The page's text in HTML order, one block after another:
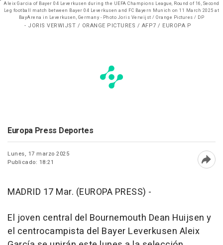
Aleix Garcia of Bayer 04 Leverkusen during the UEFA Champions League, Round of 16, Second
Leg football match between Bayer 04 Leverkusen and FC Bayern Munich on 11 March 2025 at
BayArena in Leverkusen, Germany - Photo Joris Verwijst / Orange Pictures / DP
- JORIS VERWIJST / ORANGE PICTURES / AFP7 / EUROPA P
Europa Press Deportes
Lunes, 17 marzo 2025
Publicado: 18:21
MADRID 17 Mar. (EUROPA PRESS) -
El joven central del Bournemouth Dean Huijsen y
el centrocampista del Bayer Leverkusen Aleix